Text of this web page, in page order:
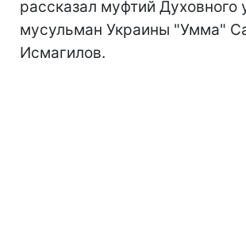
рассказал муфтий Духовного
мусульман Украины "Умма"
Исмагилов.